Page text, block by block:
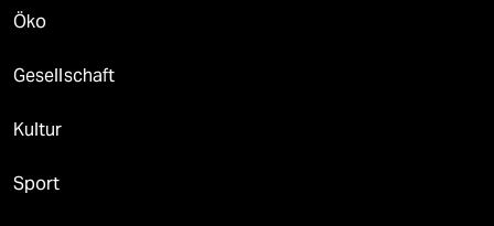
Öko
Gesellschaft
Kultur
Sport